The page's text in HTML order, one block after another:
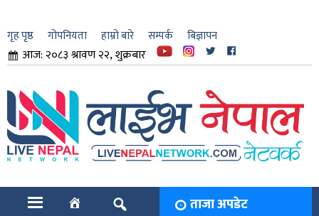
गृह पृष्ठ गोपनियता हाम्रो बारे सम्पर्क बिज्ञापन
आज: २०८३ श्रावण २२, शुक्रबार
ताजा अपडेट